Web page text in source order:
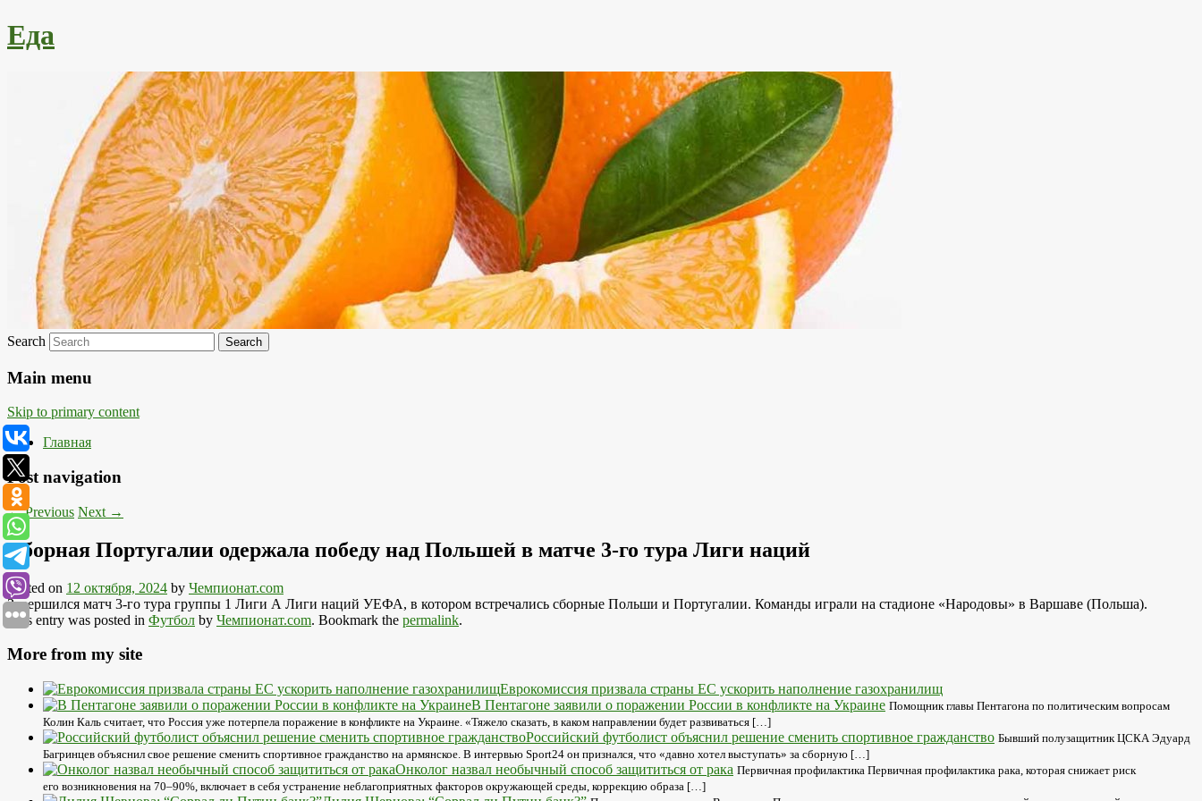
Еда
Search
Main menu
Skip to primary content
Главная
Post navigation
←Previous Next →
Сборная Португалии одержала победу над Польшей в матче 3-го тура Лиги наций
Posted on 12 октября, 2024 by Чемпионат.com
Завершился матч 3-го тура группы 1 Лиги A Лиги наций УЕФА, в котором встречались сборные Польши и Португалии. Команды играли на стадионе «Народовы» в Варшаве (Польша).
This entry was posted in Футбол by Чемпионат.com. Bookmark the permalink.
More from my site
Еврокомиссия призвала страны ЕС ускорить наполнение газохранилищ
В Пентагоне заявили о поражении России в конфликте на Украине Помощник главы Пентагона по политическим вопросам
Колин Каль считает, что Россия уже потерпела поражение в конфликте на Украине. «Тяжело сказать, в каком направлении будет развиваться […]
Российский футболист объяснил решение сменить спортивное гражданство Бывший полузащитник ЦСКА Эдуард
Багринцев объяснил свое решение сменить спортивное гражданство на армянское. В интервью Sport24 он признался, что «давно хотел выступать» за сборную […]
Онколог назвал необычный способ защититься от рака Первичная профилактика Первичная профилактика рака, которая снижает риск
его возникновения на 70–90%, включает в себя устранение неблагоприятных факторов окружающей среды, коррекцию образа […]